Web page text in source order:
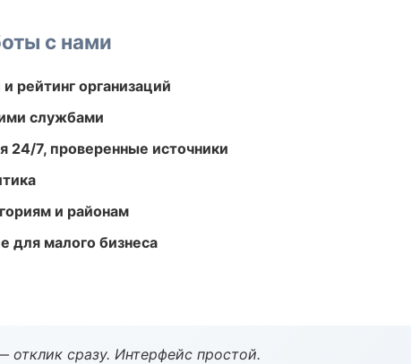
с нами
рейтинг организаций
службами
24/7, проверенные источники
и районам
для малого бизнеса
отклик сразу. Интерфейс простой.